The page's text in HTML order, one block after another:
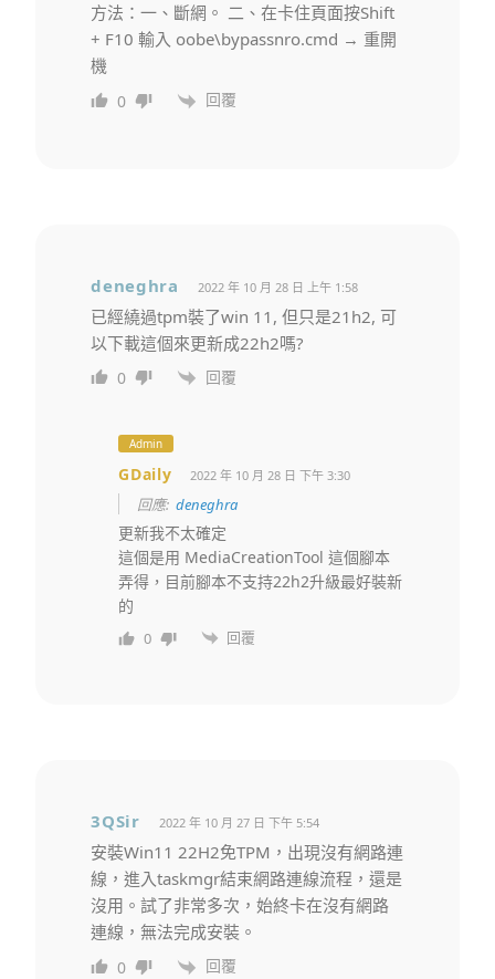
方法：一、斷網。 二、在卡住頁面按Shift
+ F10 輸入 oobe\bypassnro.cmd → 重開
機
0 回覆
deneghra 2022 年 10 月 28 日 上午 1:58
已經繞過tpm裝了win 11, 但只是21h2, 可
以下載這個來更新成22h2嗎?
0 回覆
Admin
GDaily 2022 年 10 月 28 日 下午 3:30
回應:deneghra
更新我不太確定
這個是用 MediaCreationTool 這個腳本
弄得，目前腳本不支持22h2升級最好裝新
的
0 回覆
3QSir 2022 年 10 月 27 日 下午 5:54
安裝Win11 22H2免TPM，出現沒有網路連
線，進入taskmgr結束網路連線流程，還是
沒用。試了非常多次，始終卡在沒有網路
連線，無法完成安裝。
0 回覆